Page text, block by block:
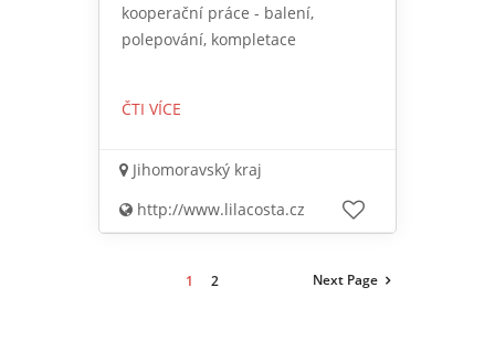
kooperační práce - balení,
polepování, kompletace
ČTI VÍCE
Jihomoravský kraj
http://www.lilacosta.cz
1 2 Next Page